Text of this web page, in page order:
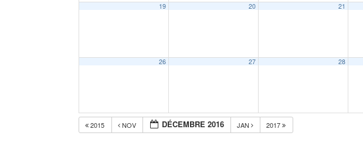
19 20 21
26 27 28
2015 NOV DÉCEMBRE 2016 JAN 2017